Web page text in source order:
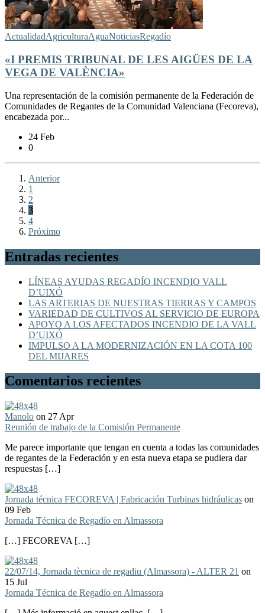
ActualidadAgriculturaAguaNoticiasRegadío
«I PREMIS TRIBUNAL DE LES AIGÜES DE LA
VEGA DE VALÈNCIA»
Una representación de la comisión permanente de la Federación de
Comunidades de Regantes de la Comunidad Valenciana (Fecoreva),
encabezada por...
24 Feb
0
Anterior
1
2
3
4
Próximo
Entradas recientes
LÍNEAS AYUDAS REGADÍO INCENDIO VALL
D’UIXÓ
LAS ARTERIAS DE NUESTRAS TIERRAS Y CAMPOS
VARIEDAD DE CULTIVOS AL SERVICIO DE EUROPA
APOYO A LOS AFECTADOS INCENDIO DE LA VALL
D’UIXÓ
IMPULSO A LA MODERNIZACIÓN EN LA COTA 100
DEL MIJARES
Comentarios recientes
Manolo on 27 Apr
Reunión de trabajo de la Comisión Permanente
Me parece importante que tengan en cuenta a todas las comunidades
de regantes de la Federación y en esta nueva etapa se pudiera dar
respuestas […]
Jornada técnica FECOREVA | Fabricación Turbinas hidráulicas on
09 Feb
Jornada Técnica de Regadío en Almassora
[…] FECOREVA […]
22/07/14, Jornada tècnica de regadiu (Almassora) - ALTER 21 on
15 Jul
Jornada Técnica de Regadío en Almassora